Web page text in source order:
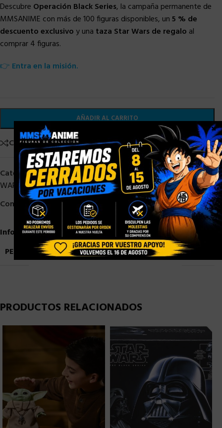
Descubre Operación Black Series, la campaña permanente de
MMSANIME con más de 100 figuras disponibles, un5 % de
descuento exclusivo y una taza Star Wars de regalo al
comprar 4 figuras.
👉 Entra en la misión.
AÑADIR AL CARRITO
Comparar Añadir a la lista de deseos
Categorías:Black Series Star Wars HASBRO
HASBRO STAR
WARS, HASBRO STOCK,STAR WARS, STOCK/DISPONIBLE
Compartir:
Información adicional
PESO
0,9 kg
PRODUCTOS RELACIONADOS
×